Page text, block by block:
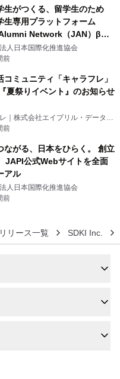
生がつくる、留学生のため
生専用プラットフォーム
Network（JAN）β版
ス
人日本国際化推進協会
前
コミュニティ「キャラフレ」
夏祭りイベント』のお知らせ
｜株式会社エイプリル・データ・
前
ながる、日本をひらく。 創立
JAPI公式Webサイトを全面
アル
人日本国際化推進協会
前
リース一覧 SDKI Inc.